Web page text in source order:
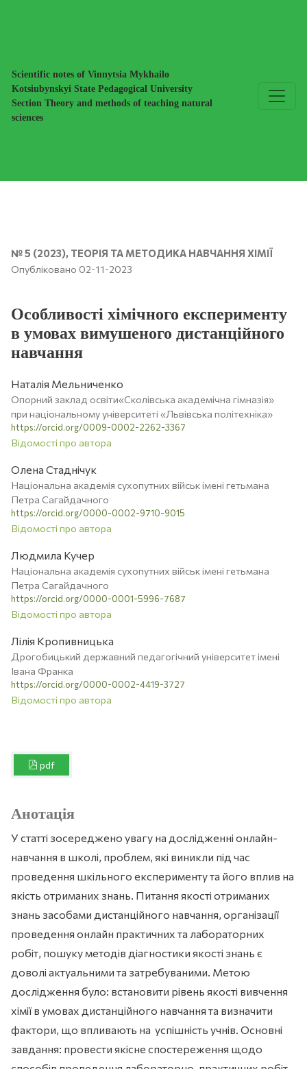
Scientific notes of Vinnytsia Mykhailo
Kotsiubynskyi State Pedagogical University
Section Theory and methods of teaching natural
sciences
№ 5 (2023), ТЕОРІЯ ТА МЕТОДИКА НАВЧАННЯ ХІМІЇ
Особливості хімічного експерименту
в умовах вимушеного дистанційного
навчання
Опубліковано 02-11-2023
Наталія Мельниченко
Опорний заклад освіти«Сколівська академічна гімназія»
при національному університеті «Львівська політехніка»
https://orcid.org/0009-0002-2262-3367
Відомості про автора
Олена Стаднічук
Національна академія сухопутних військ імені гетьмана
Петра Сагайдачного
https://orcid.org/0000-0002-9710-9015
Відомості про автора
Людмила Кучер
Національна академія сухопутних військ імені гетьмана
Петра Сагайдачного
https://orcid.org/0000-0001-5996-7687
Відомості про автора
Лілія Кропивницька
Дрогобицький державний педагогічний університет імені
Івана Франка
https://orcid.org/0000-0002-4419-3727
Відомості про автора
pdf
Анотація
У статті зосереджено увагу на дослідженні онлайн-
навчання в школі, проблем, які виникли під час
проведення шкільного експерименту та його вплив на
якість отриманих знань. Питання якості отриманих
знань засобами дистанційного навчання, організації
проведення онлайн практичних та лабораторних
робіт, пошуку методів діагностики якості знань є
доволі актуальними та затребуваними. Метою
дослідження було: встановити рівень якості вивчення
хімії в умовах дистанційного навчання та визначити
фактори, що впливають на успішність учнів. Основні
завдання: провести якісне спостереження щодо